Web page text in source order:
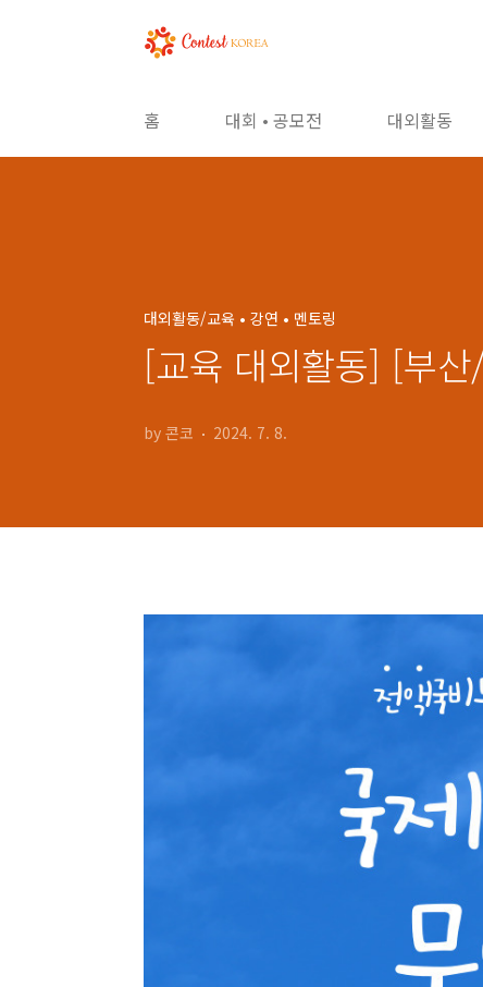
홈 대회 • 공모전 대외활동
대외활동/교육 • 강연 • 멘토링
[교육 대외활동] [부
by 콘코 2024. 7. 8.